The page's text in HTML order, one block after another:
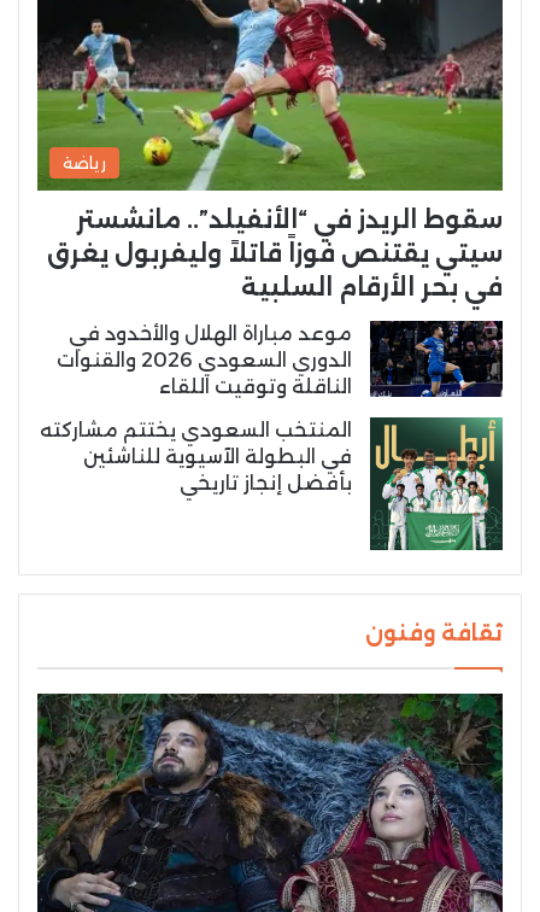
رياضة
سقوط الريدز في “الأنفيلد”.. مانشستر
سيتي يقتنص فوزاً قاتلاً وليفربول يغرق
في بحر الأرقام السلبية
موعد مباراة الهلال والأخدود في
الدوري السعودي 2026 والقنوات
الناقلة وتوقيت اللقاء
المنتخب السعودي يختتم مشاركته
في البطولة الآسيوية للناشئين
بأفضل إنجاز تاريخي
ثقافة وفنون